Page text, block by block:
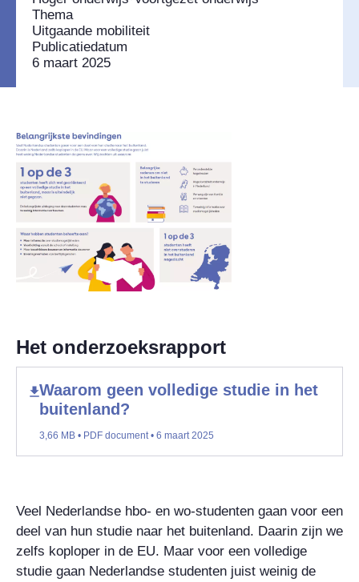
Thema
Uitgaande mobiliteit
Publicatiedatum
6 maart 2025
Het onderzoeksrapport
Waarom geen volledige studie in het
buitenland?
3,66 MB • PDF document • 6 maart 2025
Veel Nederlandse hbo- en wo-studenten gaan voor een
deel van hun studie naar het buitenland. Daarin zijn we
zelfs koploper in de EU. Maar voor een volledige
studie gaan Nederlandse studenten juist weinig de